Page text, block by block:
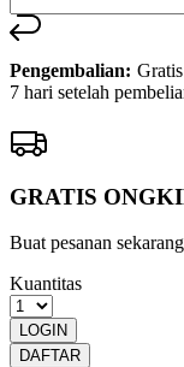
Pengembalian:
7 hari setelah
GRATIS
Buat pesanan
Kuantitas
LOGIN
DAFTAR